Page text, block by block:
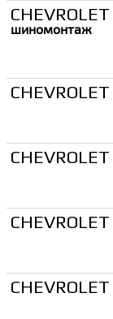
CHEVROLET
шиномонтаж
CHEVROLET
CHEVROLET
CHEVROLET
CHEVROLET